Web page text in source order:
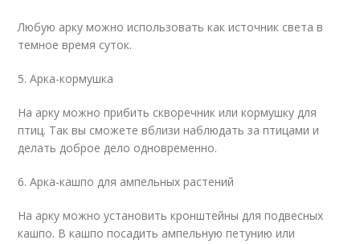
Любую арку можно использовать как источник света в
темное время суток.
5. Арка-кормушка
На арку можно прибить скворечник или кормушку для
птиц. Так вы сможете вблизи наблюдать за птицами и
делать доброе дело одновременно.
6. Арка-кашпо для ампельных растений
На арку можно установить кронштейны для подвесных
кашпо. В кашпо посадить ампельную петунию или